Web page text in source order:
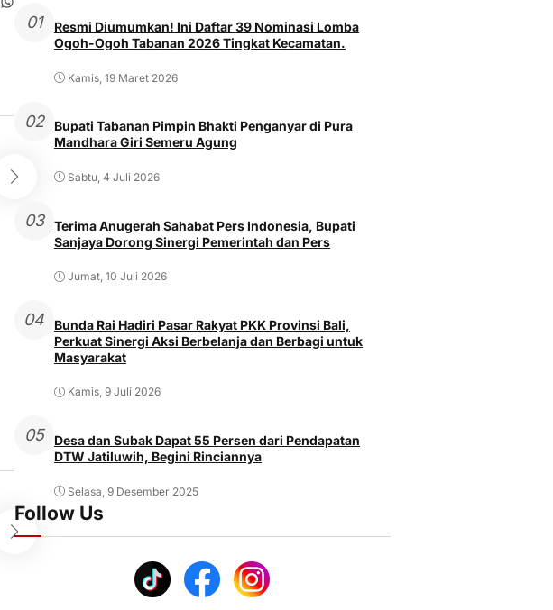
Peristiwa
Istri dan Mertua Menggunakan
Rabu, 5 Agustus 2026
Selasa, 4 Agustus 2026
01
Resmi Diumumkan! Ini Daftar 39 Nominasi Lomba
Ogoh-Ogoh Tabanan 2026 Tingkat Kecamatan.
Kamis, 19 Maret 2026
02
Bupati Tabanan Pimpin Bhakti Penganyar di Pura
Mandhara Giri Semeru Agung
Sabtu, 4 Juli 2026
03
Terima Anugerah Sahabat Pers Indonesia, Bupati
Sanjaya Dorong Sinergi Pemerintah dan Pers
Jumat, 10 Juli 2026
04
Bunda Rai Hadiri Pasar Rakyat PKK Provinsi Bali,
Perkuat Sinergi Aksi Berbelanja dan Berbagi untuk
Masyarakat
Kamis, 9 Juli 2026
05
Desa dan Subak Dapat 55 Persen dari Pendapatan
DTW Jatiluwih, Begini Rinciannya
Selasa, 9 Desember 2025
Follow Us